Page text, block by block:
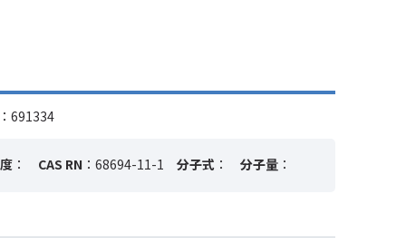
691334
： CAS RN ：68694-11-1 分子式 ： 分子量 ：